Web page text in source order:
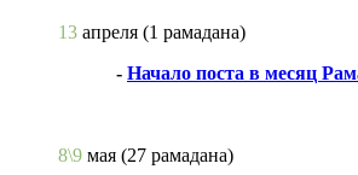
13 апреля (1 рамадана)
- Начало поста в месяц
8\9 мая (27 рамадана)